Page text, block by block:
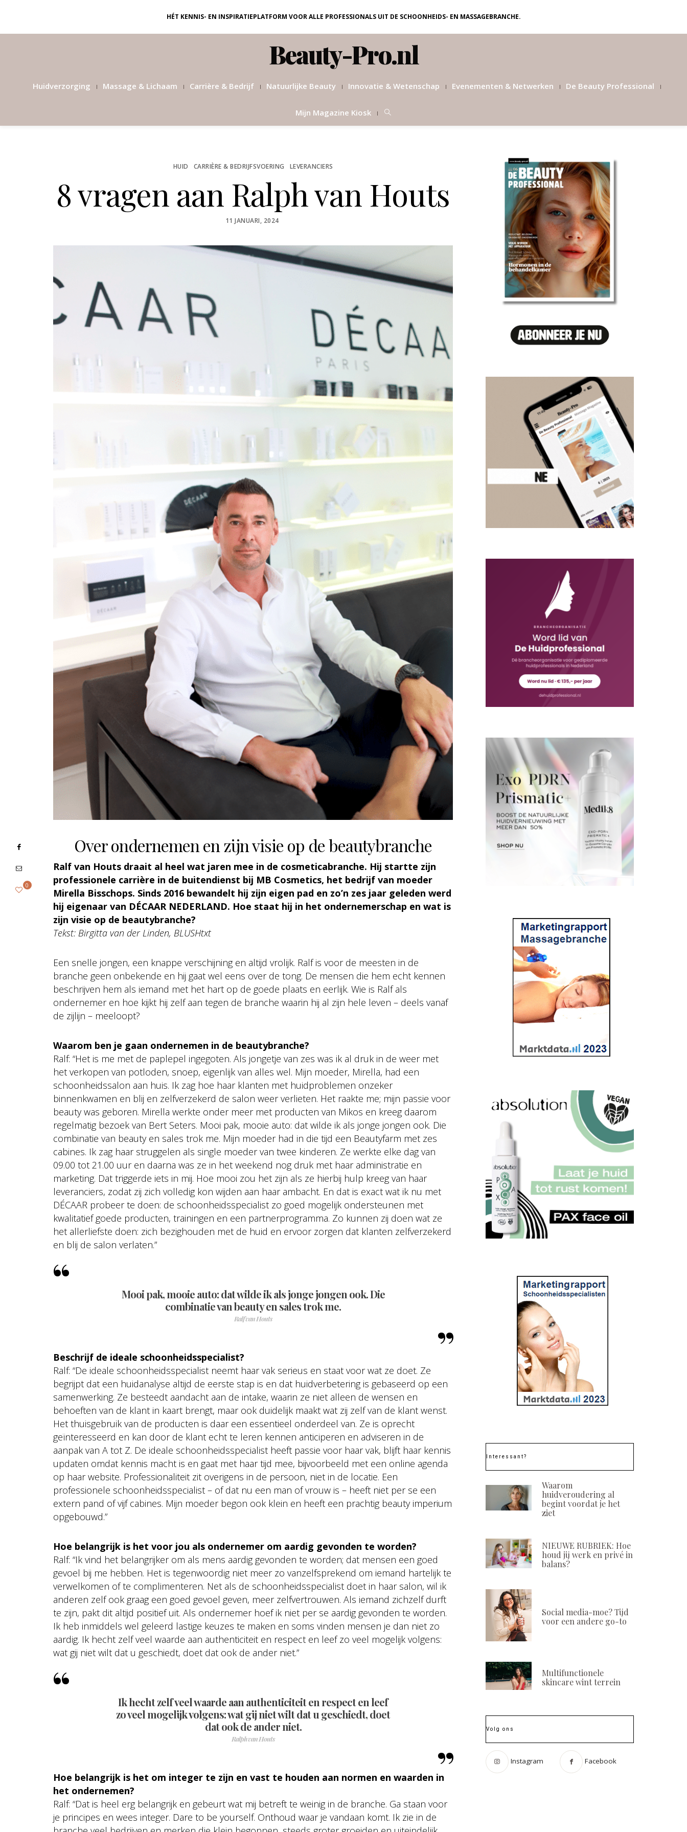
HÉT KENNIS- EN INSPIRATIEPLATFORM VOOR ALLE PROFESSIONALS UIT DE SCHOONHEIDS- EN MASSAGEBRANCHE.
Beauty-Pro.nl
Huidverzorging Massage & Lichaam Carrière & Bedrijf Natuurlijke Beauty Innovatie & Wetenschap Evenementen & Netwerken De Beauty Professional
Mijn Magazine Kiosk
HUID CARRIÈRE & BEDRIJFSVOERING LEVERANCIERS
8 vragen aan Ralph van Houts
POSTED
11 JANUARI, 2024
Over ondernemen en zijn visie op de beautybranche
Ralf van Houts draait al heel wat jaren mee in de cosmeticabranche. Hij startte zijn
professionele carrière in de buitendienst bij MB Cosmetics, het bedrijf van moeder
Mirella Bisschops. Sinds 2016 bewandelt hij zijn eigen pad en zo’n zes jaar geleden werd
hij eigenaar van DÉCAAR NEDERLAND. Hoe staat hij in het ondernemerschap en wat is
zijn visie op de beautybranche?
Tekst: Birgitta van der Linden, BLUSHtxt
Een snelle jongen, een knappe verschijning en altijd vrolijk. Ralf is voor de meesten in de
branche geen onbekende en hij gaat wel eens over de tong. De mensen die hem echt kennen
beschrijven hem als iemand met het hart op de goede plaats en eerlijk. Wie is Ralf als
ondernemer en hoe kijkt hij zelf aan tegen de branche waarin hij al zijn hele leven – deels vanaf
de zijlijn – meeloopt?
Waarom ben je gaan ondernemen in de beautybranche?
Ralf: “Het is me met de paplepel ingegoten. Als jongetje van zes was ik al druk in de weer met
het verkopen van potloden, snoep, eigenlijk van alles wel. Mijn moeder, Mirella, had een
schoonheidssalon aan huis. Ik zag hoe haar klanten met huidproblemen onzeker
binnenkwamen en blij en zelfverzekerd de salon weer verlieten. Het raakte me; mijn passie voor
beauty was geboren. Mirella werkte onder meer met producten van Mikos en kreeg daarom
regelmatig bezoek van Bert Seters. Mooi pak, mooie auto: dat wilde ik als jonge jongen ook. Die
combinatie van beauty en sales trok me. Mijn moeder had in die tijd een Beautyfarm met zes
cabines. Ik zag haar struggelen als single moeder van twee kinderen. Ze werkte elke dag van
09.00 tot 21.00 uur en daarna was ze in het weekend nog druk met haar administratie en
marketing. Dat triggerde iets in mij. Hoe mooi zou het zijn als ze hierbij hulp kreeg van haar
leveranciers, zodat zij zich volledig kon wijden aan haar ambacht. En dat is exact wat ik nu met
DÉCAAR probeer te doen: de schoonheidsspecialist zo goed mogelijk ondersteunen met
kwalitatief goede producten, trainingen en een partnerprogramma. Zo kunnen zij doen wat ze
het allerliefste doen: zich bezighouden met de huid en ervoor zorgen dat klanten zelfverzekerd
en blij de salon verlaten.”
Mooi pak, mooie auto: dat wilde ik als jonge jongen ook. Die
combinatie van beauty en sales trok me.
Ralf van Houts
Beschrijf de ideale schoonheidsspecialist?
Ralf: “De ideale schoonheidsspecialist neemt haar vak serieus en staat voor wat ze doet. Ze
begrijpt dat een huidanalyse altijd de eerste stap is en dat huidverbetering is gebaseerd op een
samenwerking. Ze besteedt aandacht aan de intake, waarin ze niet alleen de wensen en
behoeften van de klant in kaart brengt, maar ook duidelijk maakt wat zij zelf van de klant wenst.
Het thuisgebruik van de producten is daar een essentieel onderdeel van. Ze is oprecht
geïnteresseerd en kan door de klant echt te leren kennen anticiperen en adviseren in de
aanpak van A tot Z. De ideale schoonheidsspecialist heeft passie voor haar vak, blijft haar kennis
updaten omdat kennis macht is en gaat met haar tijd mee, bijvoorbeeld met een online agenda
op haar website. Professionaliteit zit overigens in de persoon, niet in de locatie. Een
professionele schoonheidsspecialist – of dat nu een man of vrouw is – heeft niet per se een
extern pand of vijf cabines. Mijn moeder begon ook klein en heeft een prachtig beauty imperium
opgebouwd.”
Hoe belangrijk is het voor jou als ondernemer om aardig gevonden te worden?
Ralf: “Ik vind het belangrijker om als mens aardig gevonden te worden; dat mensen een goed
gevoel bij me hebben. Het is tegenwoordig niet meer zo vanzelfsprekend om iemand hartelijk te
verwelkomen of te complimenteren. Net als de schoonheidsspecialist doet in haar salon, wil ik
anderen zelf ook graag een goed gevoel geven, meer zelfvertrouwen. Als iemand zichzelf durft
te zijn, pakt dit altijd positief uit. Als ondernemer hoef ik niet per se aardig gevonden te worden.
Ik heb inmiddels wel geleerd lastige keuzes te maken en soms vinden mensen je dan niet zo
aardig. Ik hecht zelf veel waarde aan authenticiteit en respect en leef zo veel mogelijk volgens:
wat gij niet wilt dat u geschiedt, doet dat ook de ander niet.”
Ik hecht zelf veel waarde aan authenticiteit en respect en leef
zo veel mogelijk volgens: wat gij niet wilt dat u geschiedt, doet
dat ook de ander niet.
Ralph van Houts
Hoe belangrijk is het om integer te zijn en vast te houden aan normen en waarden in
het ondernemen?
Ralf: “Dat is heel erg belangrijk en gebeurt wat mij betreft te weinig in de branche. Ga staan voor
je principes en wees integer. Dare to be yourself. Onthoud waar je vandaan komt. Ik zie in de
0
Interessant?
Waarom
huidveroudering al
begint voordat je het
ziet
NIEUWE RUBRIEK: Hoe
houd jij werk en privé in
balans?
Social media-moe? Tijd
voor een andere go-to
Multifunctionele
skincare wint terrein
Volg ons
Instagram Facebook